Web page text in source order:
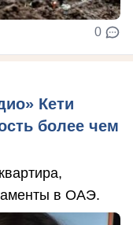
0
Кети
более чем
в ОАЭ.